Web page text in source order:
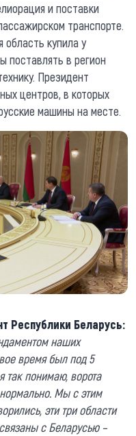
и поставки
транспорте.
купила у
поставлять в регион
Президент
центров, в которых
машины на месте.
Республики Беларусь:
наших
время был под 5
так понимаю, ворота
Мы с этим
эти три области
с Беларусью –